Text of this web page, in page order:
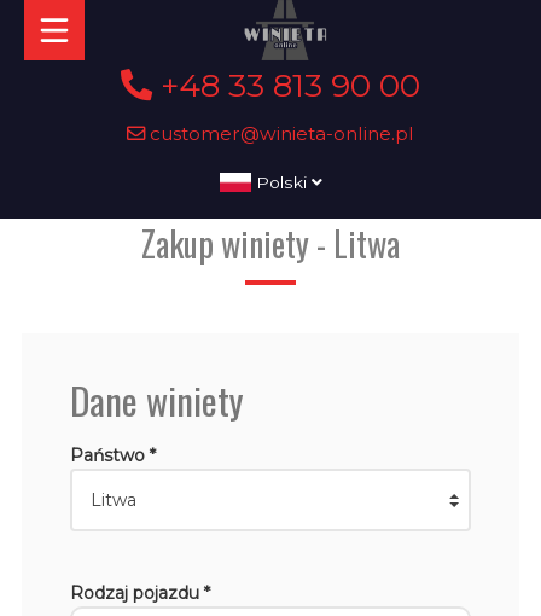
+48 33 813 90 00
customer@winieta-online.pl
Polski
Zakup winiety - Litwa
Dane winiety
Państwo *
Rodzaj pojazdu *